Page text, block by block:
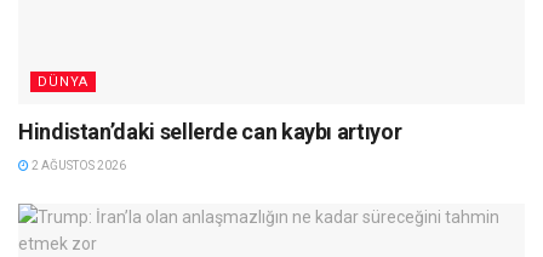
DÜNYA
Hindistan’daki sellerde can kaybı artıyor
2 AĞUSTOS 2026